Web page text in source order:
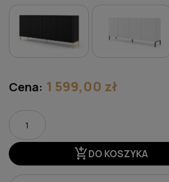
Cena: 1 599,00 zł
add_shopping_cartDO KOSZYKA